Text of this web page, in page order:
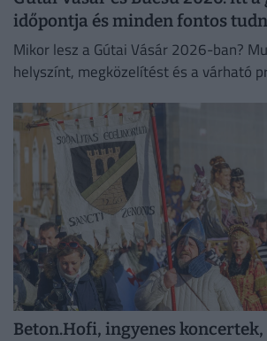
időpontja és minden fontos
Mikor lesz a Gútai Vásár 2026-ban?
helyszínt, megközelítést és a várható
Beton.Hofi, ingyenes